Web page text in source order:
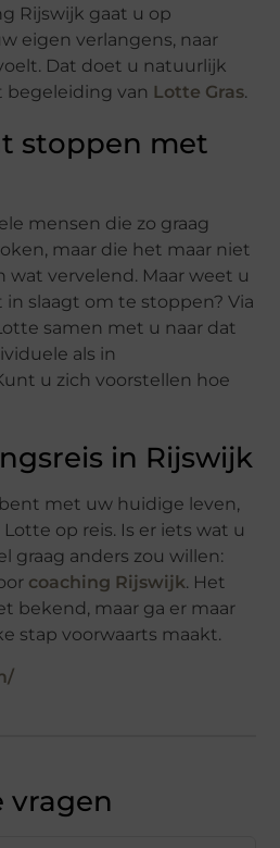
Rijswijk gaat u op
eigen verlangens, naar
Dat doet u natuurlijk
begeleiding van Lotte Gras.
stoppen met
mensen die zo graag
maar die het maar niet
wat vervelend. Maar weet u
slaagt om te stoppen? Via
samen met u naar dat
als in
u zich voorstellen hoe
in Rijswijk
met uw huidige leven,
op reis. Is er iets wat u
graag anders zou willen:
coaching Rijswijk. Het
bekend, maar ga er maar
stap voorwaarts maakt.
vragen